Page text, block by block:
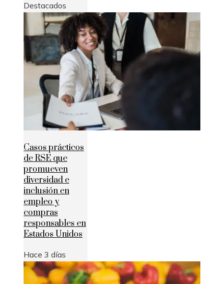
Destacados
Casos prácticos
de RSE que
promueven
diversidad e
inclusión en
empleo y
compras
responsables en
Estados Unidos
Hace 3 días